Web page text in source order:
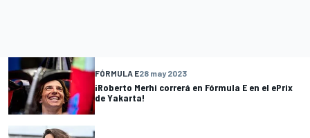
FÓRMULA E28 may 2023
¡Roberto Merhi correrá en Fórmula E en el ePrix
de Yakarta!